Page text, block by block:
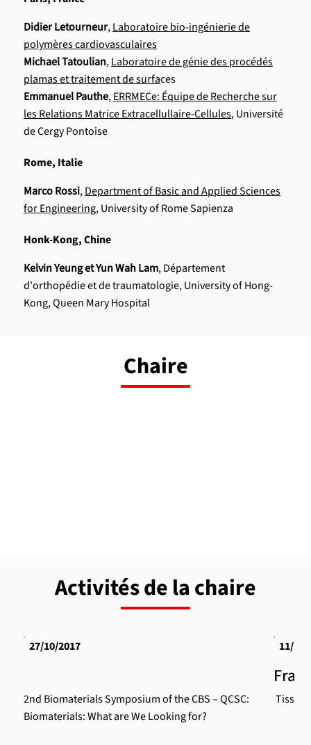
Didier Letourneur,Laboratoire bio-ingénierie de
polymères cardiovasculaires
Michael Tatoulian,Laboratoire de génie des procédés
plamas et traitement de surfaces
Emmanuel Pauthe,ERRMECe: Équipe de Recherche sur
les Relations Matrice Extracellullaire-Cellules, Université
de Cergy Pontoise
Rome, Italie
Marco Rossi,Department of Basic and Applied Sciences
for Engineering, University of Rome Sapienza
Honk-Kong, Chine
Kelvin Yeung et Yun Wah Lam, Département
d'orthopédie et de traumatologie, University of Hong-
Kong, Queen Mary Hospital
Chaire
Activités de la chaire
27/10/2017
2nd Biomaterials Symposium of the CBS – QCSC:
Biomaterials: What are We Looking for?
11/10/